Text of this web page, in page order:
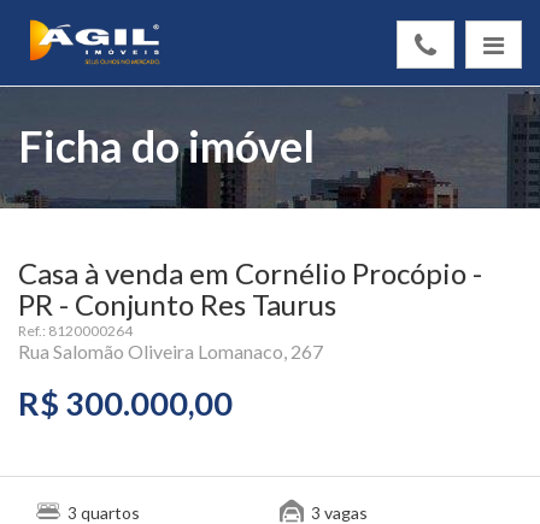
Ficha do imóvel
Casa à venda em Cornélio Procópio -
PR - Conjunto Res Taurus
Ref.: 8120000264
Rua Salomão Oliveira Lomanaco, 267
R$ 300.000,00
3 quartos 3 vagas